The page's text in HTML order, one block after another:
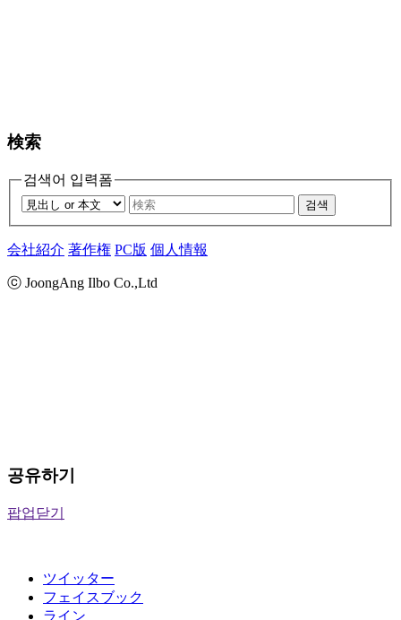
検索
검색어 입력폼
검색
会社紹介 著作権 PC版 個人情報
ⓒ JoongAng Ilbo Co.,Ltd
공유하기
팝업닫기
ツイッター
フェイスブック
ライン